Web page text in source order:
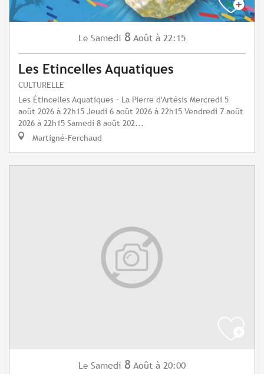
Le Samedi 8 Août à 22:15
Les Etincelles Aquatiques
CULTURELLE
Les Étincelles Aquatiques – La Pierre d'Artésis Mercredi 5
août 2026 à 22h15 Jeudi 6 août 2026 à 22h15 Vendredi 7 août
2026 à 22h15 Samedi 8 août 202...
Martigné-Ferchaud
Le Samedi 8 Août à 20:00